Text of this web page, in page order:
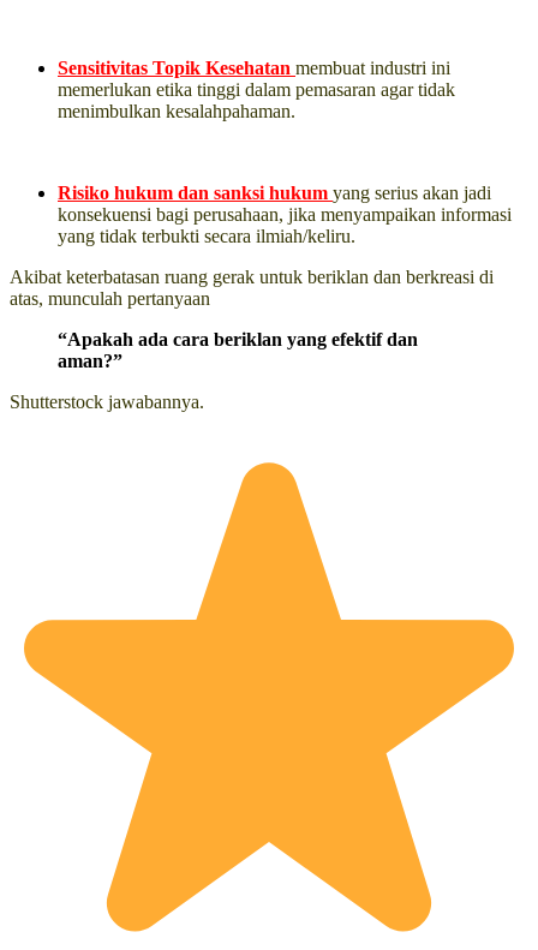
Sensitivitas Topik Kesehatan membuat industri ini
memerlukan etika tinggi dalam pemasaran agar tidak
menimbulkan kesalahpahaman.
Risiko hukum dan sanksi hukum yang serius akan jadi
konsekuensi bagi perusahaan, jika menyampaikan informasi
yang tidak terbukti secara ilmiah/keliru.
Akibat keterbatasan ruang gerak untuk beriklan dan berkreasi di
atas, munculah pertanyaan
“Apakah ada cara beriklan yang efektif dan
aman?”
Shutterstock jawabannya.